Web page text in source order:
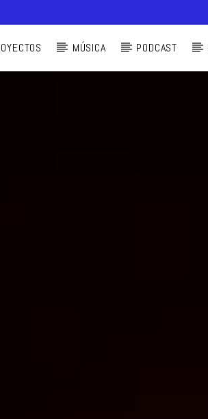
MÚSICA PODCAST